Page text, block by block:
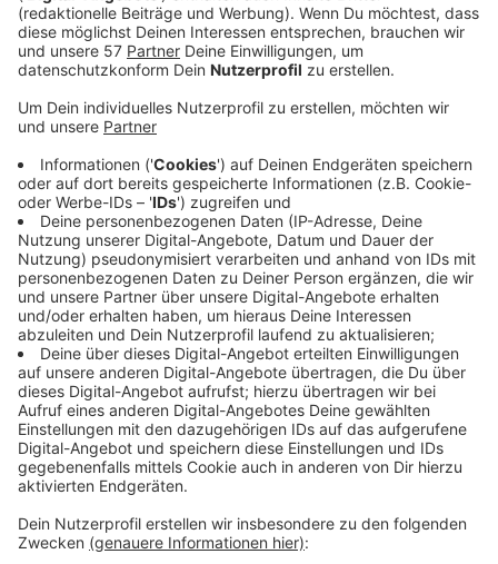
Stimme zählt als Briefwahl - das Wahlbüro ist bis
zum 11. September täglich geöffnet.
Wer nicht zwingend auf die Sofortwahl
angewiesen ist, wird gebeten Briefwahl zu
beantragen. Dafür muss die Rückseite der
Wahlbenachrichtigung ausgefüllt und ans Wahlamt
geschickt werden. Wer bis spätestens nächste
Woche keine Wahlbenachrichtigung für die
Kommunalwahl im Briefkasten hat, sollte sich bei
der Stadt melden. Die verschickt aktuell die
Benachrichtigungen zur Wahl am 13. September.
266.400 Exemplare landen in Wuppertaler
Briefkästen. Die Stadt empfiehlt die
Wahlbenachrichtigung am Tag der Wahl mit uns
Wahllokal zu nehmen.
Öffnungszeiten Sofortwahlbüro:
Mo bis Mi 8 bis 16 Uhr.